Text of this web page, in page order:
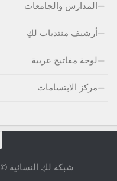
المدارس والجامعات
أرشيف منتديات لكِ
لوحة مفاتيج عربية
مركز الابتسامات
شبكة لكِ النسائية © 2026. All Rights Reserved.